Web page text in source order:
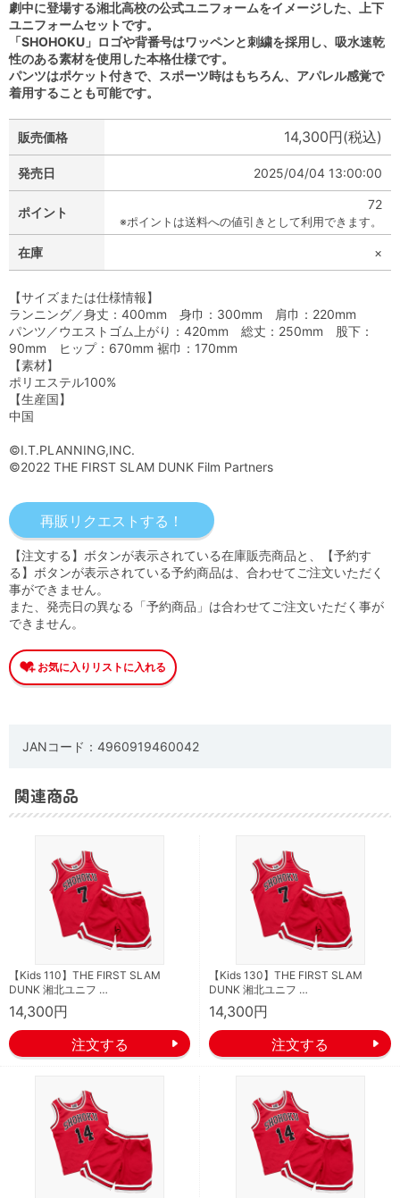
劇中に登場する湘北高校の公式ユニフォームをイメージした、上下
ユニフォームセットです。
「SHOHOKU」ロゴや背番号はワッペンと刺繍を採用し、吸水速乾
性のある素材を使用した本格仕様です。
パンツはポケット付きで、スポーツ時はもちろん、アパレル感覚で
着用することも可能です。
販売価格 14,300円(税込)
発売日 2025/04/04 13:00:00
ポイント
72
※ポイントは送料への値引きとして利用できます。
在庫 ×
【サイズまたは仕様情報】
ランニング／身丈：400mm 身巾：300mm 肩巾：220mm
パンツ／ウエストゴム上がり：420mm 総丈：250mm 股下：
90mm ヒップ：670mm 裾巾：170mm
【素材】
ポリエステル100%
【生産国】
中国
©I.T.PLANNING,INC.
©2022 THE FIRST SLAM DUNK Film Partners
【注文する】ボタンが表示されている在庫販売商品と、【予約す
る】ボタンが表示されている予約商品は、合わせてご注文いただく
事ができません。
また、発売日の異なる「予約商品」は合わせてご注文いただく事が
できません。
JANコード：4960919460042
関連商品
【Kids 110】THE FIRST SLAM
DUNK 湘北ユニフ …
14,300円
【Kids 130】THE FIRST SLAM
DUNK 湘北ユニフ …
14,300円